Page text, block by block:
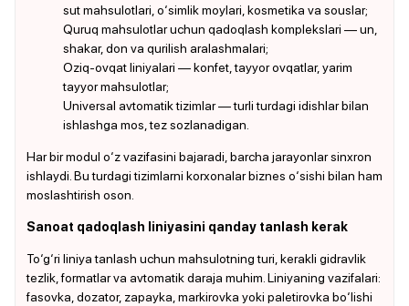
sut mahsulotlari, o‘simlik moylari, kosmetika va souslar;
Quruq mahsulotlar uchun qadoqlash komplekslari — un,
shakar, don va qurilish aralashmalari;
Oziq-ovqat liniyalari — konfet, tayyor ovqatlar, yarim
tayyor mahsulotlar;
Universal avtomatik tizimlar — turli turdagi idishlar bilan
ishlashga mos, tez sozlanadigan.
Har bir modul o‘z vazifasini bajaradi, barcha jarayonlar sinxron
ishlaydi. Bu turdagi tizimlarni korxonalar biznes o‘sishi bilan ham
moslashtirish oson.
Sanoat qadoqlash liniyasini qanday tanlash kerak
To‘g‘ri liniya tanlash uchun mahsulotning turi, kerakli gidravlik
tezlik, formatlar va avtomatik daraja muhim. Liniyaning vazifalari:
fasovka, dozator, zapayka, markirovka yoki paletirovka bo‘lishi